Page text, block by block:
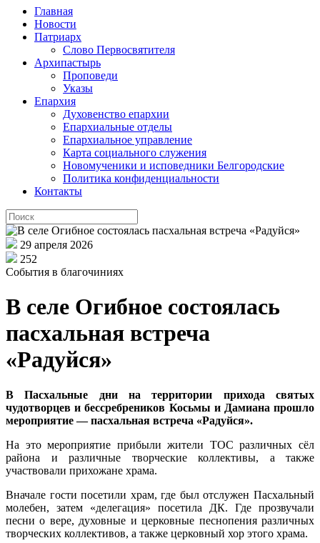
Главная
Новости
Патриарх
Слово Первосвятителя
Архипастырь
Проповеди
Указы
Епархия
Духовенство епархии
Епархиальные отделы
Епархиальное управление
Карта социального служения
Новомученики и исповедники Белгородские
Политика конфиденциальности
Контакты
29 апреля 2026
252
События в благочиниях
В селе Огибное состоялась
пасхальная встреча
«Радуйся»
В Пасхальные дни на территории прихода святых
чудотворцев ибессребреников Косьмы и Дамиана прошло
мероприятие—пасхальная встреча «Радуйся».
На это мероприятие прибыли жители ТОС различных сёл
района и различные творческие коллективы, а также
участвовали прихожане храма.
Вначале гости посетили храм, где был отслужен Пасхальный
молебен, затем «делегация» посетила ДК. Где прозвучали
песни о вере, духовные и церковные песнопения различных
творческих коллективов, а также церковный хор этого храма.